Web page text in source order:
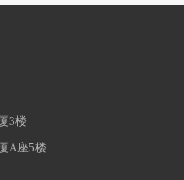
3楼
A座5楼